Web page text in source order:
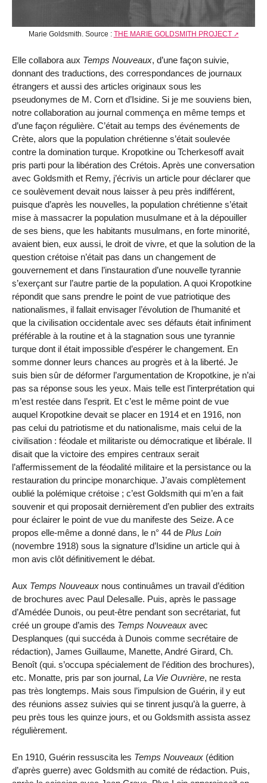
Marie Goldsmith. Source : THE MARIE GOLDSMITH PROJECT
Elle collabora aux Temps Nouveaux, d’une façon suivie,
donnant des traductions, des correspondances de journaux
étrangers et aussi des articles originaux sous les
pseudonymes de M. Corn et d’Isidine. Si je me souviens bien,
notre collaboration au journal commença en même temps et
d’une façon régulière. C’était au temps des événements de
Crète, alors que la population chrétienne s’était soulevée
contre la domination turque. Kropotkine ou Tcherkesoff avait
pris parti pour la libération des Crétois. Après une conversation
avec Goldsmith et Remy, j’écrivis un article pour déclarer que
ce soulèvement devait nous laisser à peu près indifférent,
puisque d’après les nouvelles, la population chrétienne s’était
mise à massacrer la population musulmane et à la dépouiller
de ses biens, que les habitants musulmans, en forte minorité,
avaient bien, eux aussi, le droit de vivre, et que la solution de la
question crétoise n’était pas dans un changement de
gouvernement et dans l’instauration d’une nouvelle tyrannie
s’exerçant sur l’autre partie de la population. A quoi Kropotkine
répondit que sans prendre le point de vue patriotique des
nationalismes, il fallait envisager l’évolution de l’humanité et
que la civilisation occidentale avec ses défauts était infiniment
préférable à la routine et à la stagnation sous une tyrannie
turque dont il était impossible d’espérer le changement. En
somme donner leurs chances au progrès et à la liberté. Je
suis bien sûr de déformer l’argumentation de Kropotkine, je n’ai
pas sa réponse sous les yeux. Mais telle est l’interprétation qui
m’est restée dans l’esprit. Et c’est le même point de vue
auquel Kropotkine devait se placer en 1914 et en 1916, non
pas celui du patriotisme et du nationalisme, mais celui de la
civilisation : féodale et militariste ou démocratique et libérale. Il
disait que la victoire des empires centraux serait
l’affermissement de la féodalité militaire et la persistance ou la
restauration du principe monarchique. J’avais complètement
oublié la polémique crétoise ; c’est Goldsmith qui m’en a fait
souvenir et qui proposait dernièrement d’en publier des extraits
pour éclairer le point de vue du manifeste des Seize. A ce
propos elle-même a donné dans, le n° 44 de Plus Loin
(novembre 1918) sous la signature d’Isidine un article qui à
mon avis clôt définitivement le débat.
Aux Temps Nouveaux nous continuâmes un travail d’édition
de brochures avec Paul Delesalle. Puis, après le passage
d’Amédée Dunois, ou peut-être pendant son secrétariat, fut
créé un groupe d’amis des Temps Nouveaux avec
Desplanques (qui succéda à Dunois comme secrétaire de
rédaction), James Guillaume, Manette, André Girard, Ch.
Benoît (qui. s’occupa spécialement de l’édition des brochures),
etc. Monatte, pris par son journal, La Vie Ouvrière, ne resta
pas très longtemps. Mais sous l’impulsion de Guérin, il y eut
des réunions assez suivies qui se tinrent jusqu’à la guerre, à
peu près tous les quinze jours, et ou Goldsmith assista assez
régulièrement.
En 1910, Guérin ressuscita les Temps Nouveaux (édition
d’après guerre) avec Goldsmith au comité de rédaction. Puis,